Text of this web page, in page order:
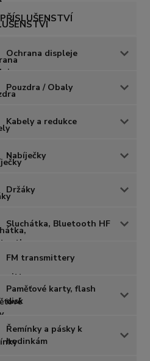
PŘÍSLUŠENSTVÍ
Ochrana displeje
Pouzdra / Obaly
Kabely a redukce
Nabíječky
Držáky
Sluchátka, Bluetooth HF
FM transmittery
Paměťové karty, flash
disk
Řemínky a pásky k
hodinkám